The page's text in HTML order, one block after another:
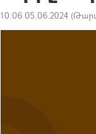
10:06 05.06.2024